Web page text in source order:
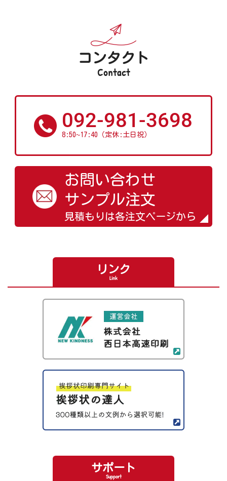
コンタクト
Contact
092-981-3698
8:50~17:40（定休:土日祝）
お問い合わせ
サンプル注文
見積もりは各注文ページから
リンク
Link
サポート
Support